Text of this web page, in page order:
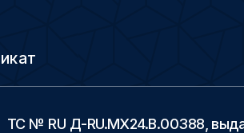
ТС № RU Д-RU.MX24.B.00388,